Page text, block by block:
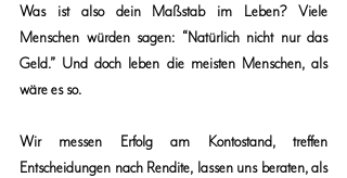
Was ist also dein Maßstab im Leben? Viele
Menschen würden sagen: “Natürlich nicht nur das
Geld.” Und doch leben die meisten Menschen, als
wäre es so.
Wir messen Erfolg am Kontostand, treffen
Entscheidungen nach Rendite, lassen uns beraten, als